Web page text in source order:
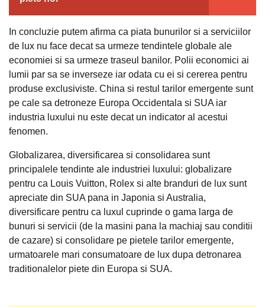
In concluzie putem afirma ca piata bunurilor si a serviciilor
de lux nu face decat sa urmeze tendintele globale ale
economiei si sa urmeze traseul banilor. Polii economici ai
lumii par sa se inverseze iar odata cu ei si cererea pentru
produse exclusiviste. China si restul tarilor emergente sunt
pe cale sa detroneze Europa Occidentala si SUA iar
industria luxului nu este decat un indicator al acestui
fenomen.
Globalizarea, diversificarea si consolidarea sunt
principalele tendinte ale industriei luxului: globalizare
pentru ca Louis Vuitton, Rolex si alte branduri de lux sunt
apreciate din SUA pana in Japonia si Australia,
diversificare pentru ca luxul cuprinde o gama larga de
bunuri si servicii (de la masini pana la machiaj sau conditii
de cazare) si consolidare pe pietele tarilor emergente,
urmatoarele mari consumatoare de lux dupa detronarea
traditionalelor piete din Europa si SUA.